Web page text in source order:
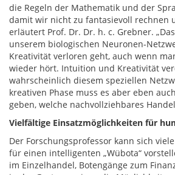
die Regeln der Mathematik und der
damit wir nicht zu fantasievoll rechnen
erläutert Prof. Dr. Dr. h. c. Grebner.
unserem biologischen Neuronen-
Kreativität verloren geht, auch wenn
wieder hört. Intuition und Kreativität
wahrscheinlich diesem speziellen
kreativen Phase muss es aber eben
geben, welche nachvollziehbares
Vielfältige Einsatzmöglichkeiten für
Der Forschungsprofessor kann sich
für einen intelligenten „Wübota“
im Einzelhandel, Botengänge zum